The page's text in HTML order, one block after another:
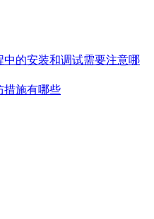
中的安装和调试需要注意哪
措施有哪些